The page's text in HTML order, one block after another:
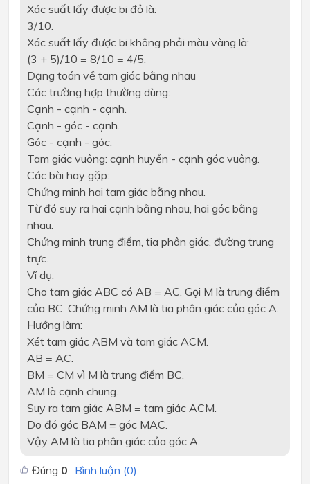
Xác suất lấy được bi đỏ là:
3/10.
Xác suất lấy được bi không phải màu vàng là:
(3 + 5)/10 = 8/10 = 4/5.
Dạng toán về tam giác bằng nhau
Các trường hợp thường dùng:
Cạnh - cạnh - cạnh.
Cạnh - góc - cạnh.
Góc - cạnh - góc.
Tam giác vuông: cạnh huyền - cạnh góc vuông.
Các bài hay gặp:
Chứng minh hai tam giác bằng nhau.
Từ đó suy ra hai cạnh bằng nhau, hai góc bằng
nhau.
Chứng minh trung điểm, tia phân giác, đường trung
trực.
Ví dụ:
Cho tam giác ABC có AB = AC. Gọi M là trung điểm
của BC. Chứng minh AM là tia phân giác của góc A.
Hướng làm:
Xét tam giác ABM và tam giác ACM.
AB = AC.
BM = CM vì M là trung điểm BC.
AM là cạnh chung.
Suy ra tam giác ABM = tam giác ACM.
Do đó góc BAM = góc MAC.
Vậy AM là tia phân giác của góc A.
Đúng 0 Bình luận (0)